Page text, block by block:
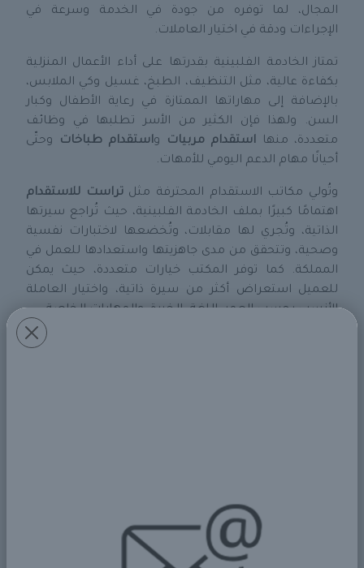
المجال، لما توفره من جودة في الخدمة وسرعة في
الإجراءات ودقة في اختيار العاملات.
تمتاز الخادمة الفلبينية بقدرتها على أداء الأعمال المنزلية
بكفاءة عالية، مثل التنظيف، الطبخ، غسيل وكي الملابس،
بالإضافة إلى مهاراتها الممتازة في رعاية الأطفال وكبار
السن. ولهذا فإن الكثير من الأسر تطلبها في وظائف
متعددة، منها استقدام مربيات واستقدام طباخات
وحتّى
أحيانًا مهام الدعم اليومي للأمهات.
وتُولي مكاتب الاستقدام المحترفة مثلتراست للاستقدام
اهتمامًا كبيرًا بملف الخادمة الفلبينية، حيث تُراجع سيرتها
الذاتية، وتُجري لها مقابلات، وتُخضعها لاختبارات نفسية
وصحية، وتتحقق من مدى جاهزيتها واستعدادها للعمل في
المملكة. كما توفر المكتب خيارات متعددة، حيث يمكن
للعميل استعراض أكثر من سيرة ذاتية، واختيار العاملة
الأنسب بحسب العمر، اللغة، الخبرة، والمهارات الخاصة.
من الفلبين كونها تتم عبر
مراكز متخصصة قبل قدومهن للمملكة، ويملكن خلفية
تعليمية مناسبة، ما يجعل التواصل معهن أكثر سهولة
وتنظيمًا. وتُعد هذه النقطة من العوامل الجوهرية التي